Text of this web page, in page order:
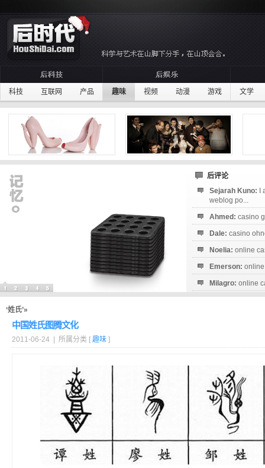
科技 互联网 产品 趣味 视频 动漫 游戏 文学
后评论
Sejarah Kuno:
weblog po...
Ahmed: casino
Dale: casino
Noelia: online
Emerson:
Milagro: online
‘姓氏’»
中国姓氏图腾文化
2011-06-24 | 所属分类 [ 趣味 ]